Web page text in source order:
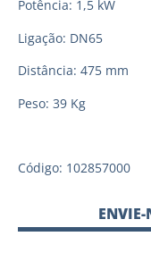
Potência: 1,5 kW
Ligação: DN65
Distância: 475 mm
Peso: 39 Kg
Código: 102857000